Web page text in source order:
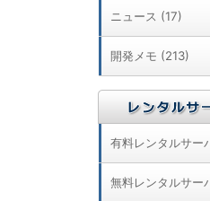
ニュース (17)
開発メモ (213)
有料レンタルサー
無料レンタルサー